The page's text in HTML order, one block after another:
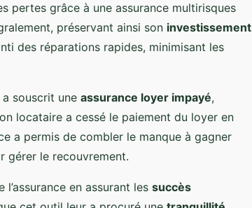
pertes grâce à une assurance multirisques
préservant ainsi son investissement
des réparations rapides, minimisant les
souscrit une assurance loyer impayé,
locataire a cessé le paiement du loyer en
a permis de combler le manque à gagner
gérer le recouvrement.
en assurant les succès